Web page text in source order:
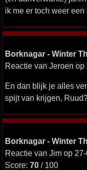
ik me er toch weer
Borknagar - Winter
Reactie van Jeroen
En dan blijk je alles
spijt van krijgen,
Borknagar - Winter
Reactie van Jim op
Score: 70 / 100